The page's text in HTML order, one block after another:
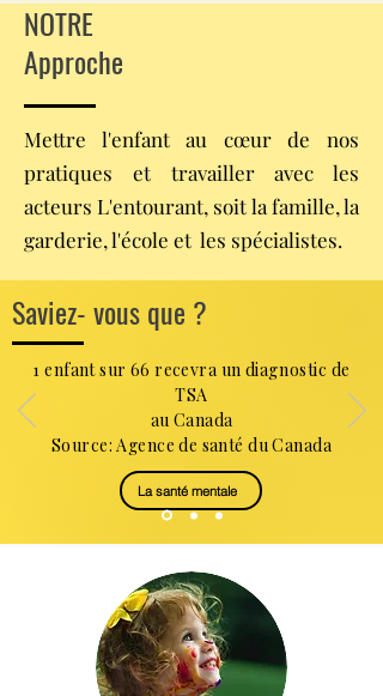
NOTRE
Approche
Mettre l'enfant au cœur de nos
pratiques et travailler avec les
acteurs L'entourant, soit la famille, la
garderie, l'école et les spécialistes.
Saviez- vous que ?
1 enfant sur 66 recevra un diagnostic de
TSA
au Canada
Source: Agence de santé du Canada
La santé mentale